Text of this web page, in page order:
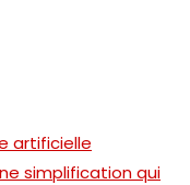
artificielle
simplification qui